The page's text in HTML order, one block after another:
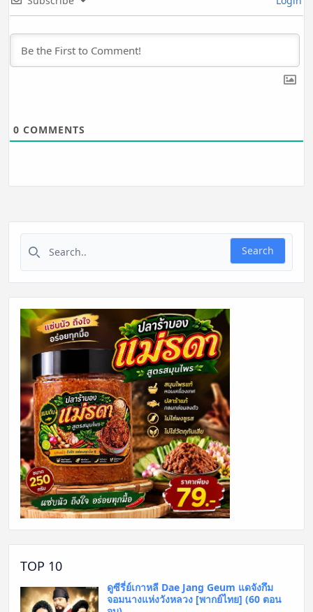
0 COMMENTS
Search for:
Search
TOP 10
ดูซีรี่ย์เกาหลี Dae Jang Geum แดจังกึม
จอมนางแห่งวังหลวง [พากย์ไทย] (60 ตอน